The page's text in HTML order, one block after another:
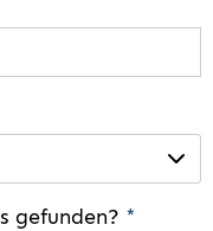
gefunden? *